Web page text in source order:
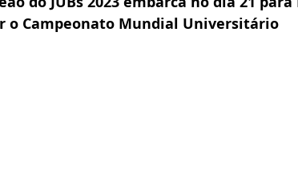
Esporte & Pandemia JASC Squash
o Campeonato Mundial Universitário